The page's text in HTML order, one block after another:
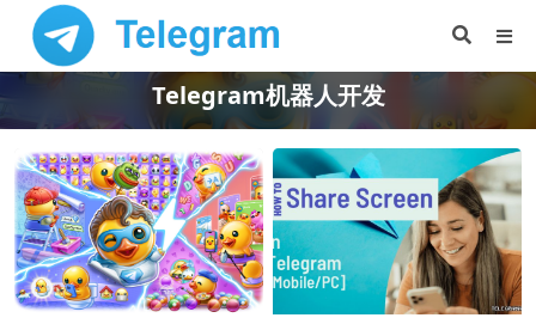
Telegram机器人开发